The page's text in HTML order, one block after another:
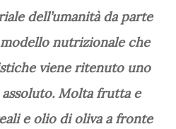
dell’umanità da parte
modello nutrizionale che
viene ritenuto uno
Molta frutta e
e olio di oliva a fronte